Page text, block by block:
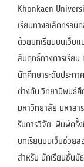
Khonkaen
เรียนทางอิเล็กทรอ
ด้วยบทเรียนบนเว็บ
สัมฤทธิ์ทางการเรียน
นักศึกษาระดับประก
ต่างกัน.วิทยานิพนธ์
มหาวิทยาลัย มหาส
รับการวิจัย. พิมพ์ครั้
บทเรียนบนเว็บช่วย
สำหรับ นักเรียนชั้น